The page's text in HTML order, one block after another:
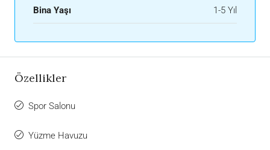
Bina Yaşı 1-5 Yıl
Özellikler
Spor Salonu
Yüzme Havuzu